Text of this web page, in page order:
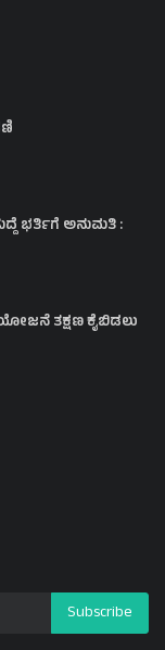
ಭರ್ತಿಗೆ ಅನುಮತಿ :
ತಕ್ಷಣ ಕೈಬಿಡಲು
Subscribe